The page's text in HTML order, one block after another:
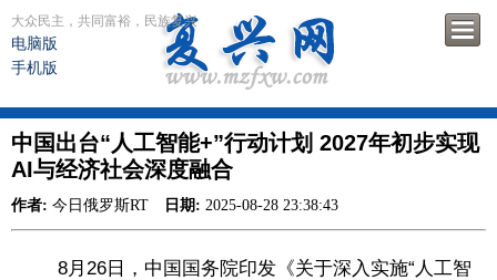
大众民主，共同富裕，民族复兴
电脑版
手机版
中国出台“人工智能+”行动计划 2027年初步实现
AI与经济社会深度融合
作者: 今日俄罗斯RT 日期: 2025-08-28 23:38:43
8月26日，中国国务院印发《关于深入实施“人工智